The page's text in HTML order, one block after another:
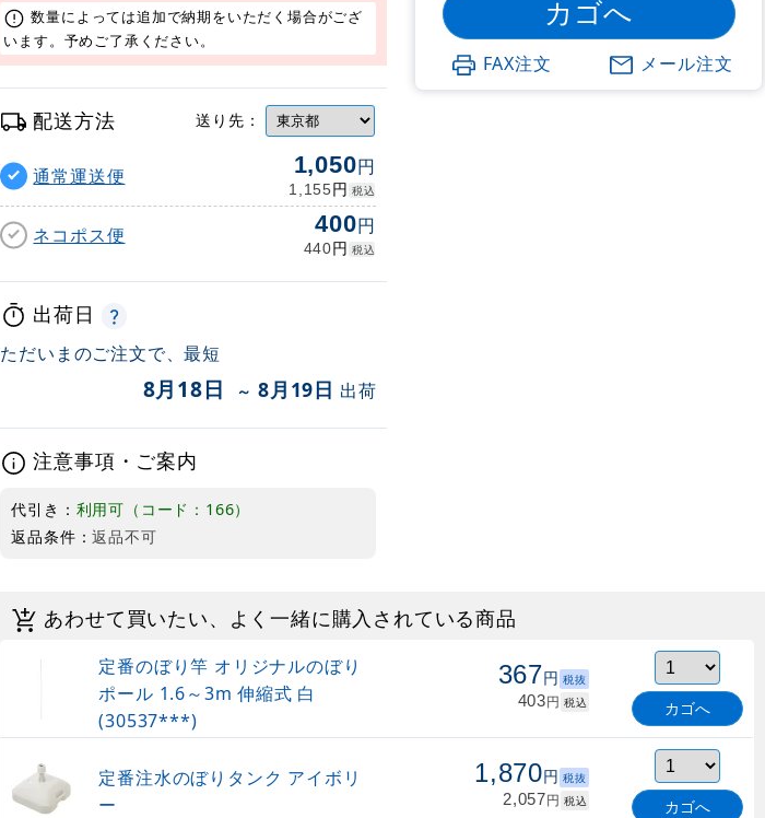
数量によっては追加で納期をいただく場合がござ
います。予めご了承ください。
配送方法 送り先：
通常運送便 1,050円
1,155円 税込
ネコポス便 400円
440円 税込
出荷日
ただいまのご注文で、最短
8月18日 ～ 8月19日 出荷
注意事項・ご案内
代引き： 利用可（コード：166）
返品条件：返品不可
FAX注文 メール注文
あわせて買いたい、よく一緒に購入されている商品
定番のぼり竿 オリジナルのぼり
ポール 1.6～3m 伸縮式 白
(30537***)
367円 税抜
403円 税込 カゴへ
定番注水のぼりタンク アイボリ
ー
1,870円 税抜
2,057円 税込 カゴへ